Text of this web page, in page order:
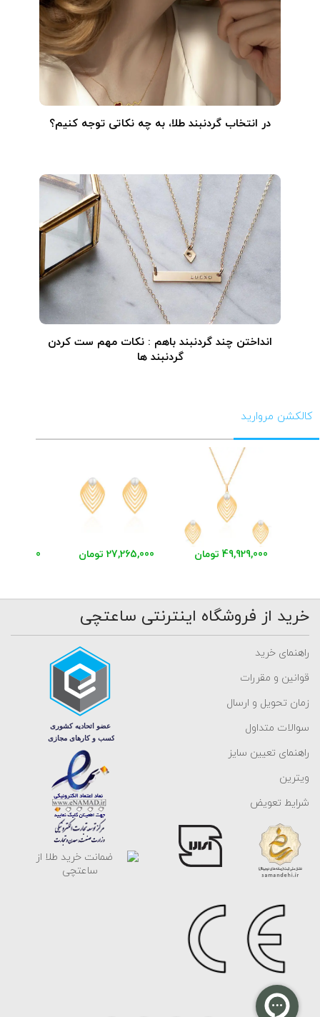
در انتخاب گردنبند طلا‌، به چه نکاتی توجه کنیم؟
انداختن چند گردنبند باهم : نکات مهم ست کردن
گردنبند ها
کالکشن مروارید
49,929,000 تومان 27,265,000 تومان 23,897,000
خرید از فروشگاه اینترنتی ساعتچی
راهنمای خرید
قوانین و مقررات
زمان تحویل و ارسال
سوالات متداول
راهنمای تعیین سایز
ویترین
شرایط تعویض